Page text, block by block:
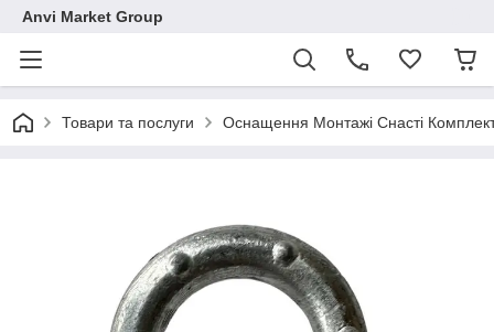
Anvi Market Group
Товари та послуги Оснащення Монтажі Снасті